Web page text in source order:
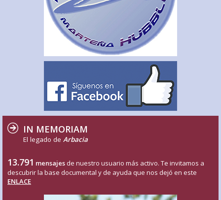
IN MEMORIAM
El legado de Arbacia
13.791 mensajes de nuestro usuario más activo. Te invitamos a
descubrir la base documental y de ayuda que nos dejó en este
ENLACE